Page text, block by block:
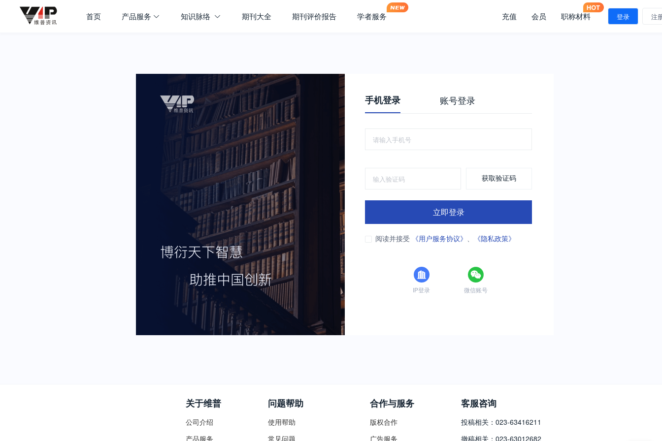
首页 产品服务 知识脉络 期刊大全 期刊评价报告 学者服务 充值 会员 职称材料 登录 注
手机登录 账号登录
获取验证码
立即登录
阅读并接受 《用户服务协议》 、 《隐私政策》
IP登录 微信账号
关于维普
公司介绍
产品服务
问题帮助
使用帮助
常见问题
合作与服务
版权合作
广告服务
客服咨询
投稿相关：023-63416211
撤稿相关：023-63012682